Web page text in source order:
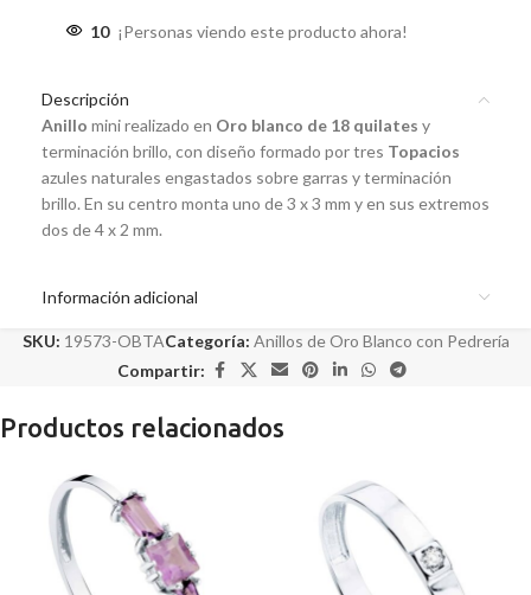
10 ¡Personas viendo este producto ahora!
Descripción
Anillo mini realizado en Oro blanco de 18 quilates y
terminación brillo, con diseño formado por tres Topacios
azules naturales engastados sobre garras y terminación
brillo. En su centro monta uno de 3 x 3 mm y en sus extremos
dos de 4 x 2 mm.
Información adicional
SKU: 19573-OBTACategoría: Anillos de Oro Blanco con Pedrería
Compartir:
Productos relacionados